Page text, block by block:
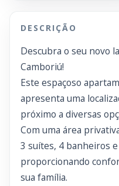
DESCRIÇÃO
Descubra o seu novo
Camboriú!
Este espaçoso
apresenta uma
próximo a diversas
Com uma área
3 suítes, 4 banheiros
proporcionando
sua família.